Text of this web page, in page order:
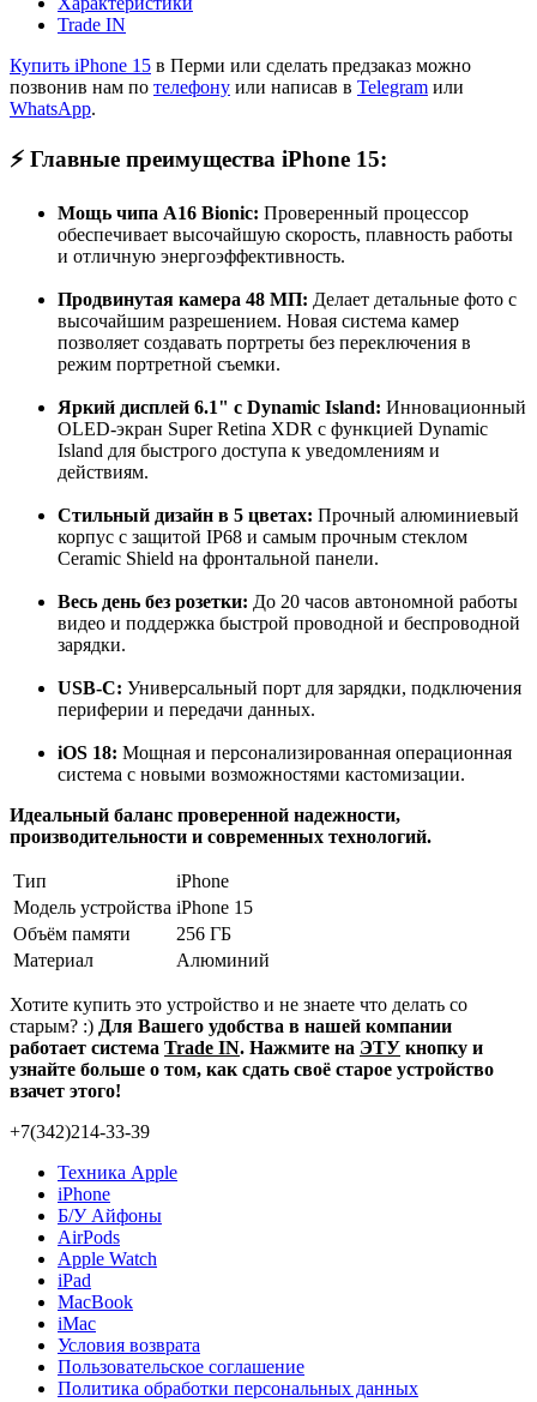
Trade IN
Купить iPhone 15 в Перми или сделать предзаказ можно
позвонив нам по телефону или написав в Telegram или
WhatsApp.
⚡️ Главные преимущества iPhone 15:
Мощь чипа A16 Bionic: Проверенный процессор
обеспечивает высочайшую скорость, плавность работы
и отличную энергоэффективность.
Продвинутая камера 48 МП: Делает детальные фото с
высочайшим разрешением. Новая система камер
позволяет создавать портреты без переключения в
режим портретной съемки.
Яркий дисплей 6.1" с Dynamic Island: Инновационный
OLED-экран Super Retina XDR с функцией Dynamic
Island для быстрого доступа к уведомлениям и
действиям.
Стильный дизайн в 5 цветах: Прочный алюминиевый
корпус с защитой IP68 и самым прочным стеклом
Ceramic Shield на фронтальной панели.
Весь день без розетки: До 20 часов автономной работы
видео и поддержка быстрой проводной и беспроводной
зарядки.
USB-C: Универсальный порт для зарядки, подключения
периферии и передачи данных.
iOS 18: Мощная и персонализированная операционная
система с новыми возможностями кастомизации.
Идеальный баланс проверенной надежности,
производительности и современных технологий.
Тип
iPhone
Модель устройства iPhone 15
Объём памяти
256 ГБ
Материал
Алюминий
Хотите купить это устройство и не знаете что делать со
старым? :) Для Вашего удобства в нашей компании
работает система Trade IN. Нажмите на ЭТУ кнопку и
узнайте больше о том, как сдать своё старое устройство
взачет этого!
+7(342)214-33-39
Техника Apple
iPhone
Б/У Айфоны
AirPods
Apple Watch
iPad
MacBook
iMac
Условия возврата
Пользовательское соглашение
Политика обработки персональных данных